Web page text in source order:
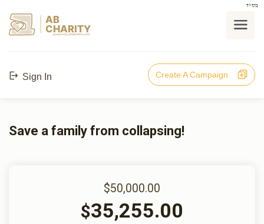
בס"ד
AB
CHARITY
powerd by ahblicklive.com
Sign In Create A Campaign
Save a family from collapsing!
$50,000.00
$35,255.00